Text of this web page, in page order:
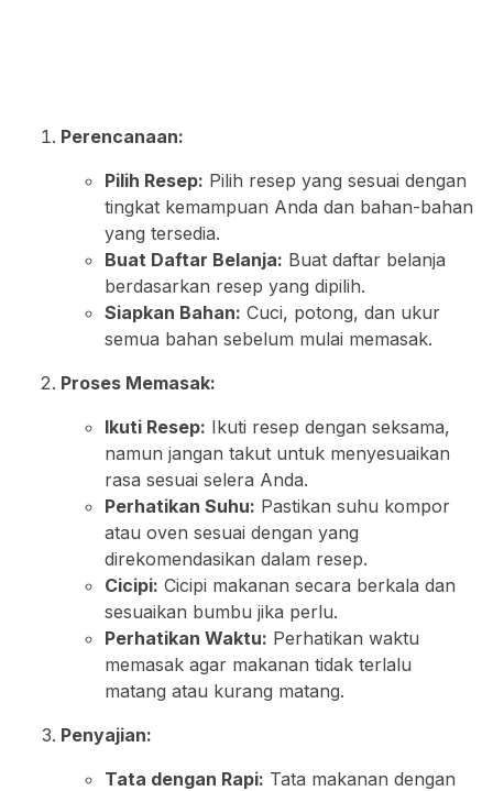
Perencanaan:
Pilih Resep: Pilih resep yang sesuai dengan
tingkat kemampuan Anda dan bahan-bahan
yang tersedia.
Buat Daftar Belanja: Buat daftar belanja
berdasarkan resep yang dipilih.
Siapkan Bahan: Cuci, potong, dan ukur
semua bahan sebelum mulai memasak.
Proses Memasak:
Ikuti Resep: Ikuti resep dengan seksama,
namun jangan takut untuk menyesuaikan
rasa sesuai selera Anda.
Perhatikan Suhu: Pastikan suhu kompor
atau oven sesuai dengan yang
direkomendasikan dalam resep.
Cicipi: Cicipi makanan secara berkala dan
sesuaikan bumbu jika perlu.
Perhatikan Waktu: Perhatikan waktu
memasak agar makanan tidak terlalu
matang atau kurang matang.
Penyajian:
Tata dengan Rapi: Tata makanan dengan